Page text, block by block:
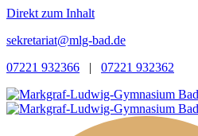
Direkt zum Inhalt
sekretariat@mlg-bad.de
07221 932366 | 07221 932362